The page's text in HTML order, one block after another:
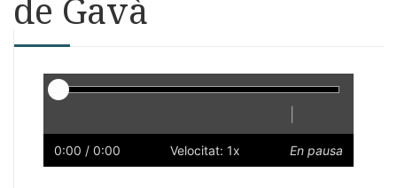
de Gavà
Reproductor
Lent
0:00 / 0:00 Velocitat: 1x En pausa